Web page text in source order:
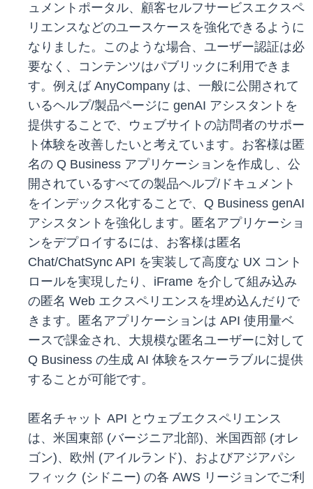
ュメントポータル、顧客セルフサービスエクスペ
リエンスなどのユースケースを強化できるように
なりました。このような場合、ユーザー認証は必
要なく、コンテンツはパブリックに利用できま
す。例えば AnyCompany は、一般に公開されて
いるヘルプ/製品ページに genAI アシスタントを
提供することで、ウェブサイトの訪問者のサポー
ト体験を改善したいと考えています。お客様は匿
名の Q Business アプリケーションを作成し、公
開されているすべての製品ヘルプ/ドキュメント
をインデックス化することで、Q Business genAI
アシスタントを強化します。匿名アプリケーショ
ンをデプロイするには、お客様は匿名
Chat/ChatSync API を実装して高度な UX コント
ロールを実現したり、iFrame を介して組み込み
の匿名 Web エクスペリエンスを埋め込んだりで
きます。匿名アプリケーションは API 使用量ベ
ースで課金され、大規模な匿名ユーザーに対して
Q Business の生成 AI 体験をスケーラブルに提供
することが可能です。
匿名チャット API とウェブエクスペリエンス
は、米国東部 (バージニア北部)、米国西部 (オレ
ゴン)、欧州 (アイルランド)、およびアジアパシ
フィック (シドニー) の各 AWS リージョンでご利